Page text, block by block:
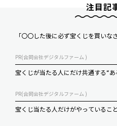
注目記
「〇〇した後に必ず宝くじを買いな
PR(合同会社デジタルファーム )
宝くじが当たる人にだけ共通する“あ
PR(合同会社デジタルファーム )
宝くじ当たる人だけがやっているこ